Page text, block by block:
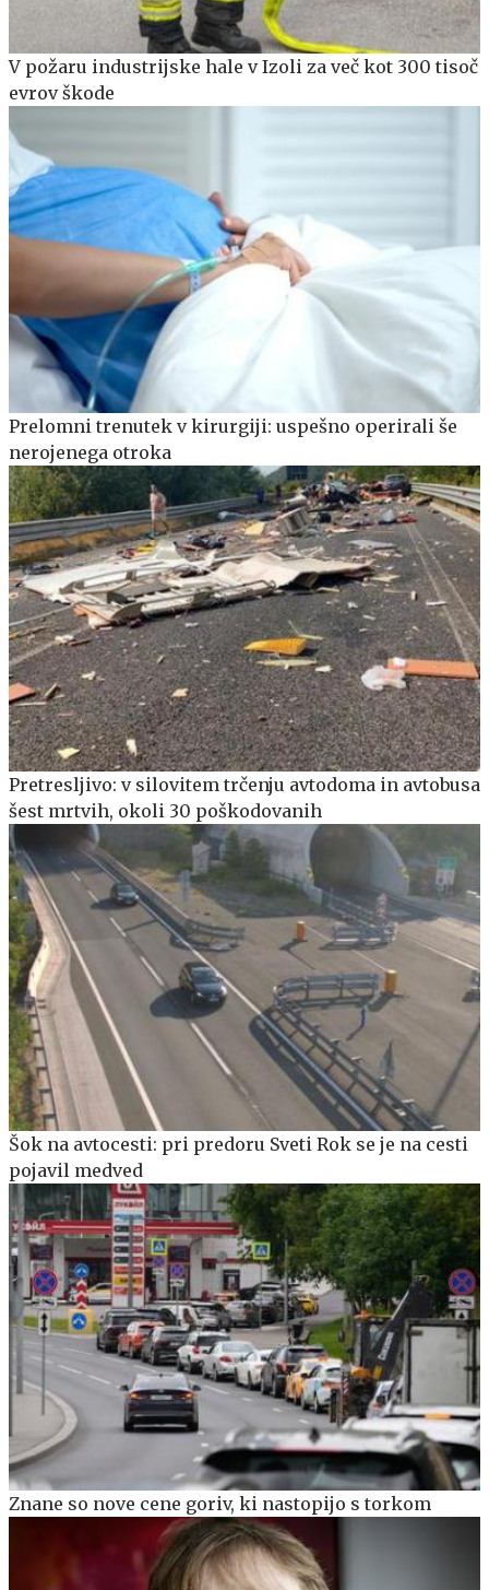
V požaru industrijske hale v Izoli za več kot 300 tisoč
evrov škode
Prelomni trenutek v kirurgiji: uspešno operirali še
nerojenega otroka
Pretresljivo: v silovitem trčenju avtodoma in avtobusa
šest mrtvih, okoli 30 poškodovanih
Šok na avtocesti: pri predoru Sveti Rok se je na cesti
pojavil medved
Znane so nove cene goriv, ki nastopijo s torkom